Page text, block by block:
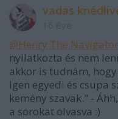
vadas
@Henry The Navigator
nyilatkozta és nem
akkor is tudnám,
Igen egyedi és csupa
kemény szavak." -
a sorokat olvasva :)